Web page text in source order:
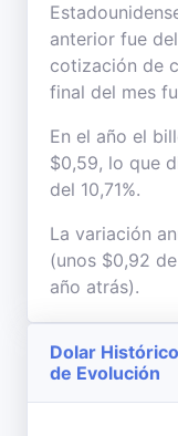
anterior fue del
cotización de
final del mes
En el año el
$0,59, lo que
del 10,71%.
La variación
(unos $0,92
año atrás).
Dolar
de Evolución